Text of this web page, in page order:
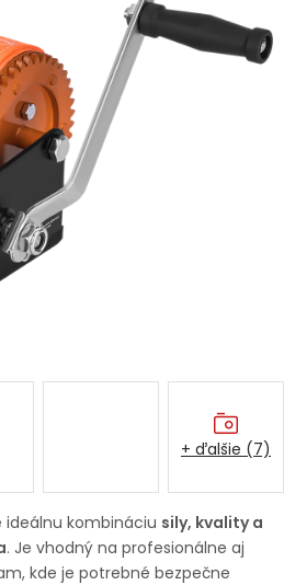
deti
pomôcky
obchodu
Váš zákaznícky účet
ideálnu kombináciu sily, kvality a
. Je vhodný na profesionálne aj
kde je potrebné bezpečne
+ ďalšie (7)